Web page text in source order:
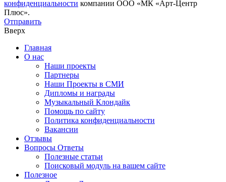
конфиденциальности компании ООО «МК «Арт-Центр
Плюс».
Отправить
Вверх
Главная
О нас
Наши проекты
Партнеры
Наши Проекты в СМИ
Дипломы и награды
Музыкальный Клондайк
Помощь по сайту
Политика конфиденциальности
Вакансии
Отзывы
Вопросы Ответы
Полезные статьи
Поисковый модуль на вашем сайте
Полезное